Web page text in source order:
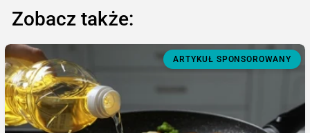
Zobacz także:
ARTYKUŁ SPONSOROWANY